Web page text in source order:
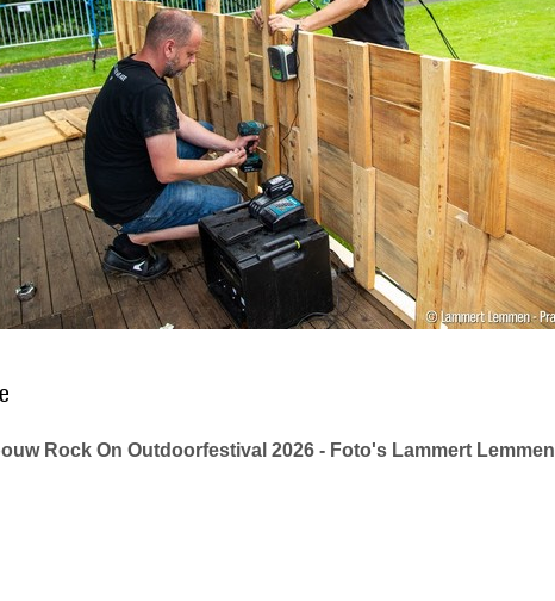
Rock On Outdoorfestival 2026 - Foto's Lammert Lemmen